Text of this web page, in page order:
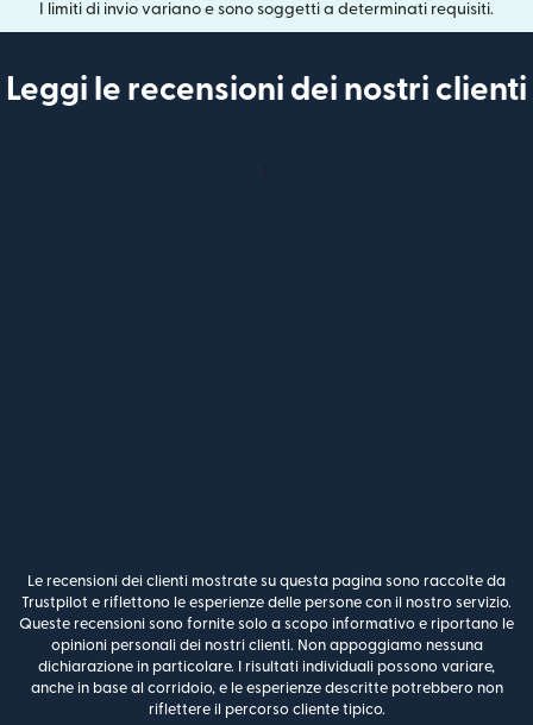
I limiti di invio variano e sono soggetti a determinati requisiti.
Leggi le recensioni dei nostri clienti
Le recensioni dei clienti mostrate su questa pagina sono raccolte da
Trustpilot e riflettono le esperienze delle persone con il nostro servizio.
Queste recensioni sono fornite solo a scopo informativo e riportano le
opinioni personali dei nostri clienti. Non appoggiamo nessuna
dichiarazione in particolare. I risultati individuali possono variare,
anche in base al corridoio, e le esperienze descritte potrebbero non
riflettere il percorso cliente tipico.